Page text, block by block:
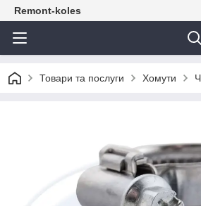
Remont-koles
Товари та послуги Хомути